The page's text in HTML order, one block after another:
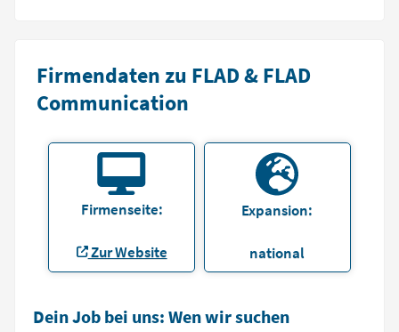
Firmendaten zu FLAD & FLAD
Communication
Firmenseite:
Zur Website
Expansion:
national
Dein Job bei uns: Wen wir suchen